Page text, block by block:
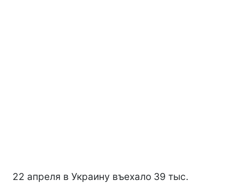
22 апреля в Украину въехало 39 тыс.